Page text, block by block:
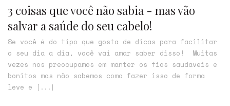
3 coisas que você não sabia - mas vão
salvar a saúde do seu cabelo!
Se você é do tipo que gosta de dicas para facilitar
o seu dia a dia, você vai amar saber disso! Muitas
vezes nos preocupamos em manter os fios saudáveis e
bonitos mas não sabemos como fazer isso de forma
leve e
[...]